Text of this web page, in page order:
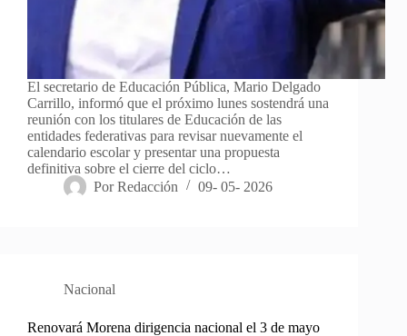
El secretario de Educación Pública, Mario Delgado
Carrillo, informó que el próximo lunes sostendrá una
reunión con los titulares de Educación de las
entidades federativas para revisar nuevamente el
calendario escolar y presentar una propuesta
definitiva sobre el cierre del ciclo…
Por Redacción 09- 05- 2026
Nacional
Renovará Morena dirigencia nacional el 3 de mayo